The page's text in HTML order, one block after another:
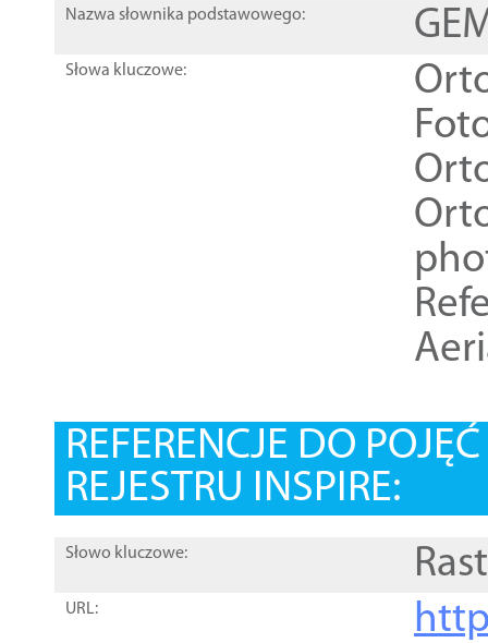
Nazwa słownika podstawowego:
Słowa kluczowe:
REFERENCJE DO
REJESTRU INSPIRE:
Słowo kluczowe:
URL: